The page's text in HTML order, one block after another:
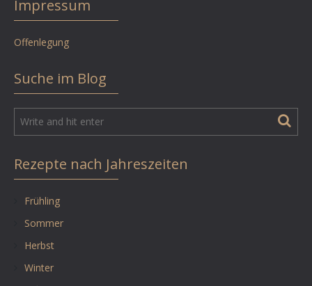
Impressum
Offenlegung
Suche im Blog
Rezepte nach Jahreszeiten
Frühling
Sommer
Herbst
Winter